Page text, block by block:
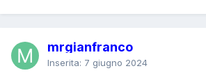
mrgianfranco
Inserita: 7 giugno 2024